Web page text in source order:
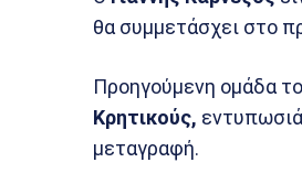
θα συμμετάσχει στο
Προηγούμενη ομάδα
Κρητικούς,
μεταγραφή.